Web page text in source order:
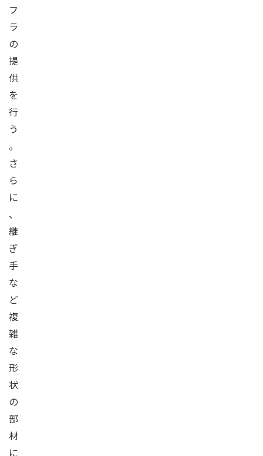
フ
ラ
の
提
供
を
行
う
。
さ
ら
に
、
継
ぎ
手
な
ど
複
雑
な
形
状
の
部
材
に